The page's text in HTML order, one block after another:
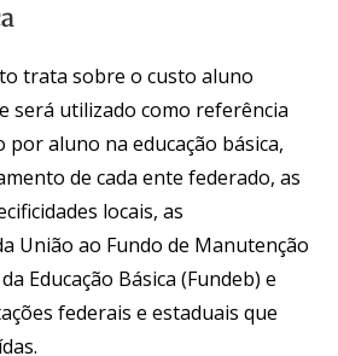
trata sobre o custo aluno
será utilizado como referência
aluno na educação básica,
de cada ente federado, as
locais, as
União ao Fundo de Manutenção
Educação Básica (Fundeb) e
federais e estaduais que